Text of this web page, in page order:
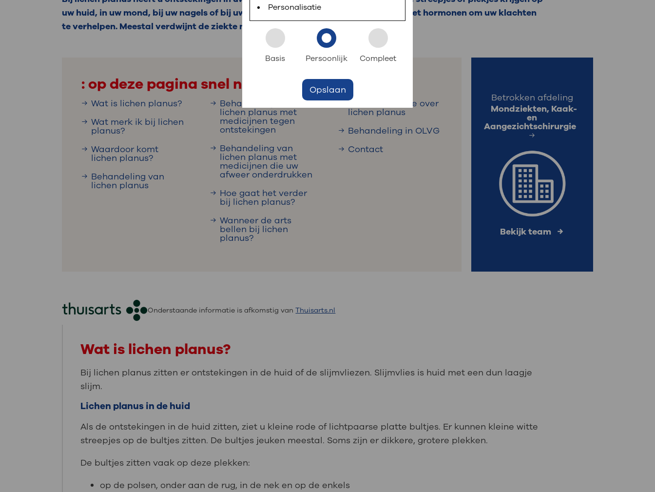
Uw bezoek aan OLVG
Uw verblijf in OLVG
steeds verder uit, zodat u zelf meer digitaal kunt regelen. Met MijnOLVG kunnen
we u sneller helpen.
uw huid, in uw mond, bij uw nagels of bij uw geslachtsdeel. U krijgt vaak een zalf met hormonen om uw klachten
te verhelpen. Meestal verdwijnt de ziekte na ongeveer 2 jaar.
: op deze pagina snel naar
Wat is lichen planus?
Wat merk ik bij lichen
planus?
Waardoor komt
lichen planus?
Behandeling van
lichen planus
Behandeling van
lichen planus met
medicijnen tegen
ontstekingen
Behandeling van
lichen planus met
medicijnen die uw
afweer onderdrukken
Hoe gaat het verder
bij lichen planus?
Wanneer de arts
bellen bij lichen
planus?
Meer informatie over
lichen planus
Behandeling in OLVG
Contact
Betrokken afdeling
Mondziekten, Kaak-
en
Aangezichtschirurgie
Bekijk team
Onderstaande informatie is afkomstig vanThuisarts.nl
Wat is lichen planus?
Bij lichen planus zitten er ontstekingen in de huid of de slijmvliezen. Slijmvlies is huid met een dun laagje
slijm.
Lichen planus in de huid
Als de ontstekingen in de huid zitten, ziet u kleine rode of lichtpaarse platte bultjes. Er kunnen kleine witte
streepjes op de bultjes zitten. De bultjes jeuken meestal. Soms zijn er dikkere, grotere plekken.
De bultjes zitten vaak op deze plekken:
op de polsen, onder aan de rug, in de nek en op de enkels
Personalisatie
Basis Persoonlijk Compleet
Opslaan